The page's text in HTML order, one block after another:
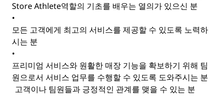
Store Athlete역할의 기초를 배우는 열의가 있으신 분
•
모든 고객에게 최고의 서비스를 제공할 수 있도록 노력하
시는 분
•
프리미엄 서비스와 원활한 매장 기능을 확보하기 위해 팀
원으로서 서비스 업무를 수행할 수 있도록 도와주시는 분
고객이나 팀원들과 긍정적인 관계를 맺을 수 있는 분